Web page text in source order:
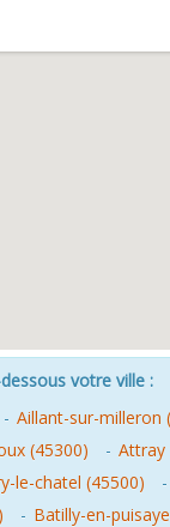
votre ville :
- Aillant-sur-milleron
(45300) - Attray
le-chatel (45500) -
- Batilly-en-